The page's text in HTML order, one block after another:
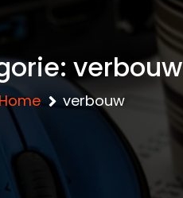
verbouw
verbouw